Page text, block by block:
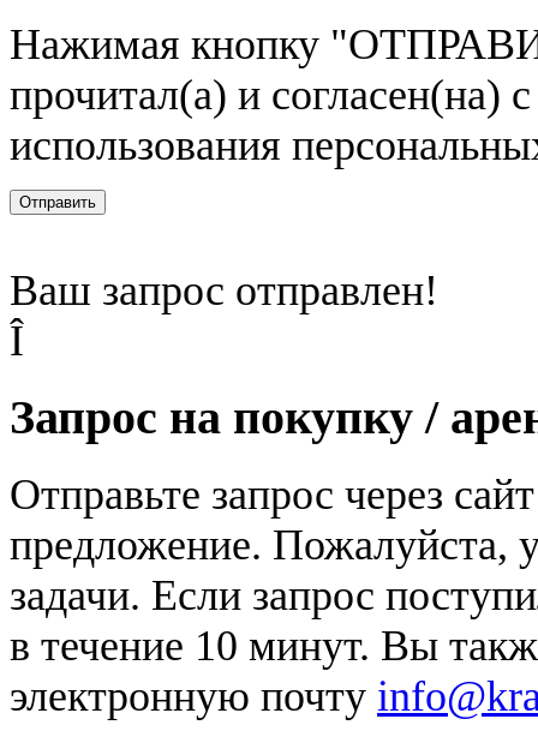
Нажимая кнопку
прочитал(а) и согласен(на)
использования
Отправить
Ваш запрос отправлен!
Î
Запрос на покупку /
Отправьте запрос через
предложение. Пожалуйста,
задачи. Если запрос
в течение 10 минут. Вы
электронную почту